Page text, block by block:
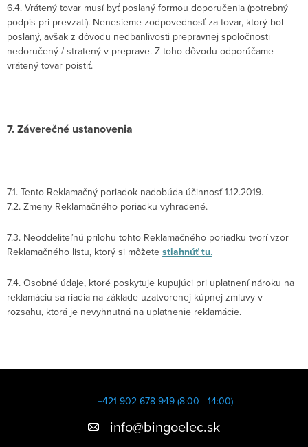
6.4. Vrátený tovar musí byť poslaný formou doporučenia (potrebný
podpis pri prevzatí). Nenesieme zodpovednosť za tovar, ktorý bol
poslaný, avšak z dôvodu nedbanlivosti prepravnej spoločnosti
nedoručený / stratený v preprave. Z toho dôvodu odporúčame
vrátený tovar poistiť.
7. Záverečné ustanovenia
7.1. Tento Reklamačný poriadok nadobúda účinnosť 1.12.2019.
7.2. Zmeny Reklamačného poriadku vyhradené.
7.3. Neoddeliteľnú prílohu tohto Reklamačného poriadku tvorí vzor
Reklamačného listu, ktorý si môžete stiahnúť tu.
7.4. Osobné údaje, ktoré poskytuje kupujúci pri uplatnení nároku na
reklamáciu sa riadia na základe uzatvorenej kúpnej zmluvy v
rozsahu, ktorá je nevyhnutná na uplatnenie reklamácie.
+421 902 678 949 (8:00 - 14:00)
info@bingoelec.sk